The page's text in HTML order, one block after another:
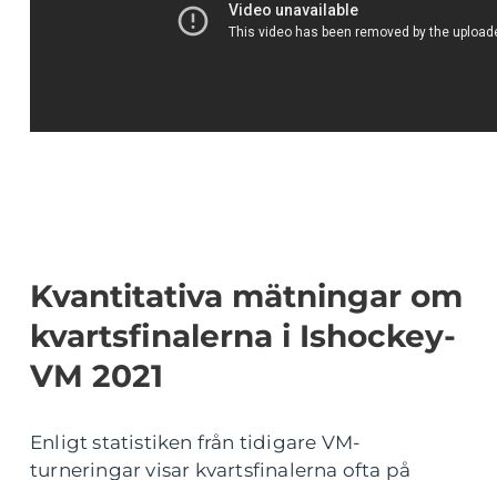
Kvantitativa mätningar om
kvartsfinalerna i Ishockey-
VM 2021
Enligt statistiken från tidigare VM-
turneringar visar kvartsfinalerna ofta på